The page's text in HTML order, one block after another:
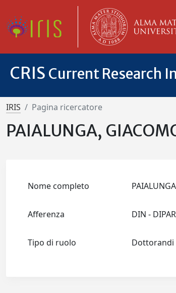
CRIS Current Research
IRIS Pagina ricercatore
PAIALUNGA,
Nome completo
Afferenza DIN -
Tipo di ruolo Dottorandi